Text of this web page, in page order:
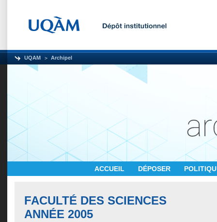
UQAM Archipel
ACCUEIL DÉPOSER
FACULTÉ DES SCIENCES
ANNÉE 2005